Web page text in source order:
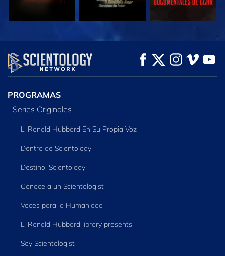
VE
EXPLORA LAS
SERIES
PROGRAMAS
Series Originales
L. Ronald Hubbard En Su Propia Voz
Dentro de Scientology
Destino: Scientology
Conoce a un Scientologist
Voces para la Humanidad
L. Ronald Hubbard library presents
Soy Scientologist